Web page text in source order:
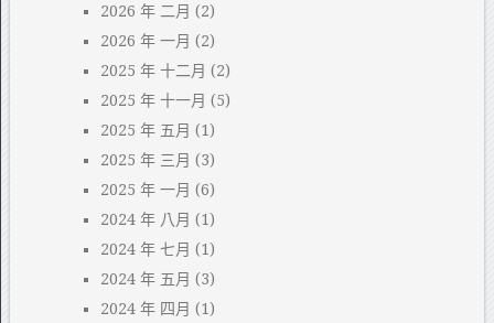
2026 年 二月 (2)
2026 年 一月 (2)
2025 年 十二月 (2)
2025 年 十一月 (5)
2025 年 五月 (1)
2025 年 三月 (3)
2025 年 一月 (6)
2024 年 八月 (1)
2024 年 七月 (1)
2024 年 五月 (3)
2024 年 四月 (1)